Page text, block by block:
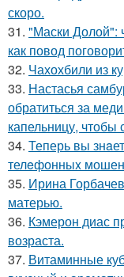
скоро.
31. "Маски Долой":
как повод
32. Чахохбили из
33. Настасья
обратиться за
капельницу,
34. Теперь вы
телeфонныx
35. Ирина
матерью.
36. Кэмерон диас
возраста.
37. Витаминные